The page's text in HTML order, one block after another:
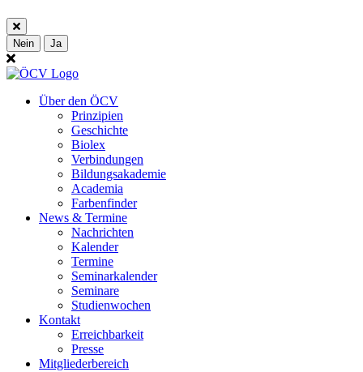
Nein Ja
Über den ÖCV
Prinzipien
Geschichte
Biolex
Verbindungen
Bildungsakademie
Academia
Farbenfinder
News & Termine
Nachrichten
Kalender
Termine
Seminarkalender
Seminare
Studienwochen
Kontakt
Erreichbarkeit
Presse
Mitgliederbereich